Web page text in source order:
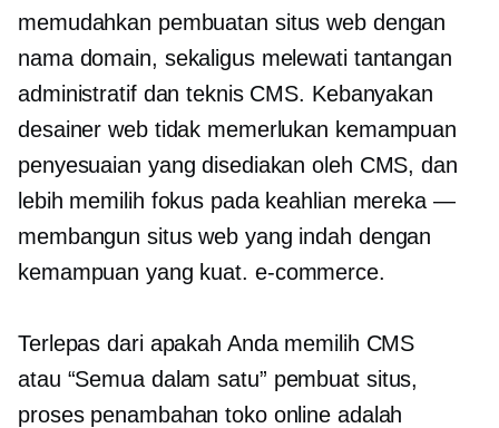
memudahkan pembuatan situs web dengan
nama domain, sekaligus melewati tantangan
administratif dan teknis CMS. Kebanyakan
desainer web tidak memerlukan kemampuan
penyesuaian yang disediakan oleh CMS, dan
lebih memilih fokus pada keahlian mereka —
membangun situs web yang indah dengan
kemampuan yang kuat. e-commerce.
Terlepas dari apakah Anda memilih CMS
atau “Semua dalam satu” pembuat situs,
proses penambahan toko online adalah